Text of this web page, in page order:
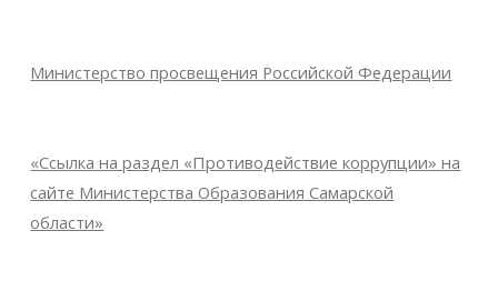
Министерство просвещения Российской Федерации
«Ссылка на раздел «Противодействие коррупции» на
сайте Министерства Образования Самарской
области»